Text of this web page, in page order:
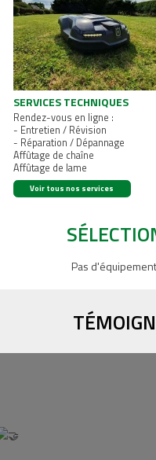
En savoir plus
SERVICES TECHNIQUES
Rendez-vous en ligne :
- Entretien / Révision
- Réparation / Dépannage
Affûtage de chaîne
Affûtage de lame
Voir tous nos services
Pas